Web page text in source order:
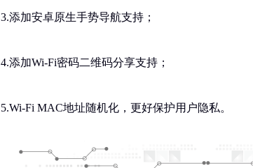
3.添加安卓原生手势导航支持；
4.添加Wi-Fi密码二维码分享支持；
5.Wi-Fi MAC地址随机化，更好保护用户隐私。